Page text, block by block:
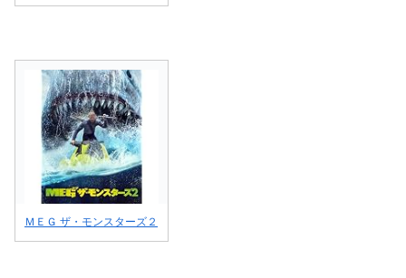
ＭＥＧ ザ・モンスターズ２